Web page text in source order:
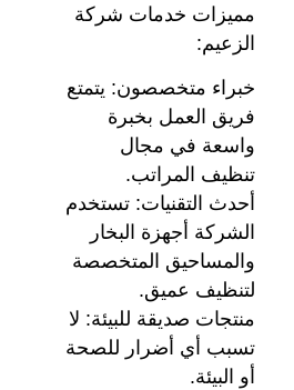
مميزات خدمات شركة
الزعيم:
خبراء متخصصون: يتمتع
فريق العمل بخبرة
واسعة في مجال
تنظيف المراتب.
أحدث التقنيات: تستخدم
الشركة أجهزة البخار
والمساحيق المتخصصة
لتنظيف عميق.
منتجات صديقة للبيئة: لا
تسبب أي أضرار للصحة
أو البيئة.